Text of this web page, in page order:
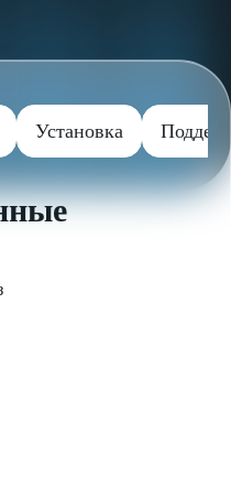
Установка